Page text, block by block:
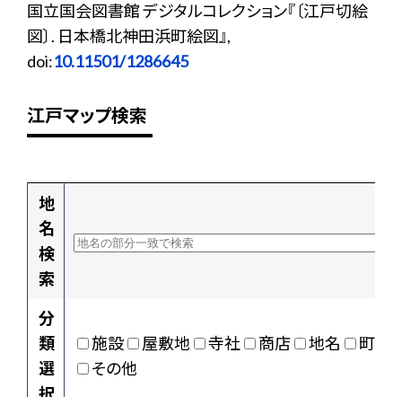
国立国会図書館 デジタルコレクション『〔江戸切絵
図〕. 日本橋北神田浜町絵図』,
doi:10.11501/1286645
江戸マップ検索
地
名
検
索
分
類
選
施設 屋敷地 寺社 商店 地名
町村
その他